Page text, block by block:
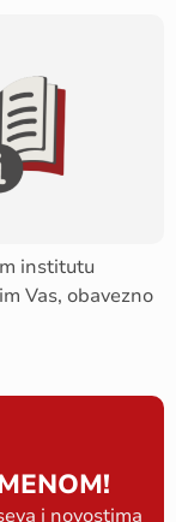
institutu
Vas, obavezno
i novostima